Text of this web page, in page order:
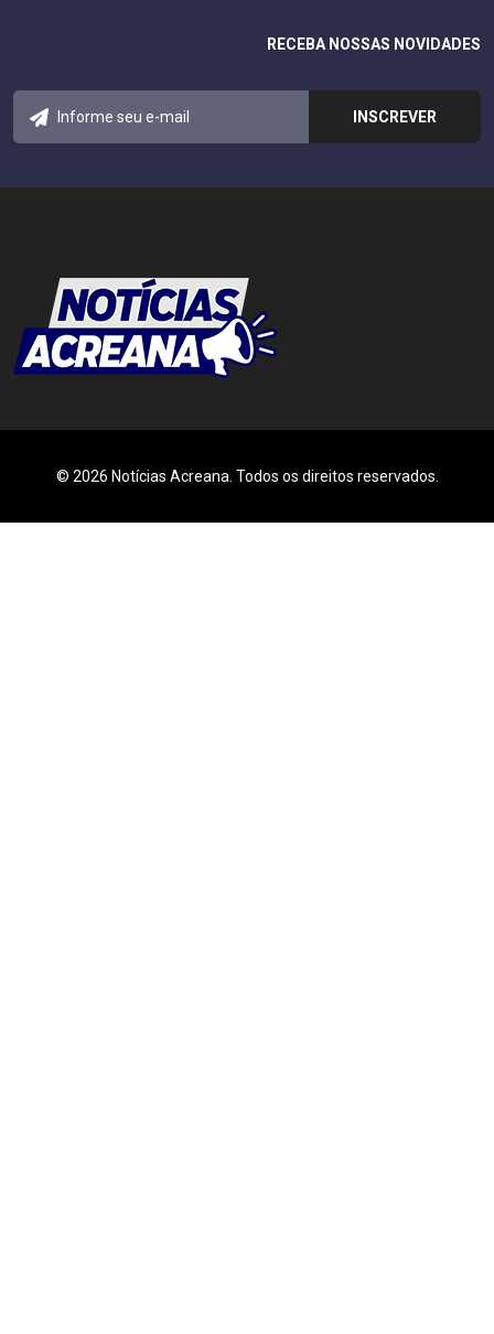
RECEBA NOSSAS NOVIDADES
© 2026 Notícias Acreana. Todos os direitos reservados.